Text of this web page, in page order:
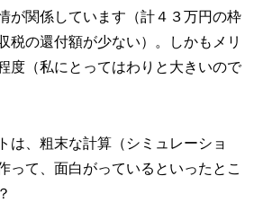
が関係しています（計４３万円の枠
税の還付額が少ない）。しかもメリ
度（私にとってはわりと大きいので
は、粗末な計算（シミュレーショ
って、面白がっているといったとこ